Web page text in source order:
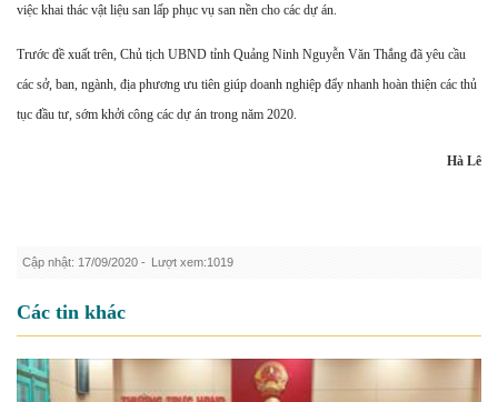
việc khai thác vật liệu san lấp phục vụ san nền cho các dự án.
Trước đề xuất trên, Chủ tịch UBND tỉnh Quảng Ninh Nguyễn Văn Thắng đã yêu cầu
các sở, ban, ngành, địa phương ưu tiên giúp doanh nghiệp đẩy nhanh hoàn thiện các thủ
tục đầu tư, sớm khởi công các dự án trong năm 2020.
Hà Lê
Cập nhật: 17/09/2020 - Lượt xem:1019
Các tin khác